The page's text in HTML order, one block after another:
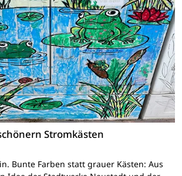
Stromkästen
Bunte Farben statt grauer Kästen: Aus